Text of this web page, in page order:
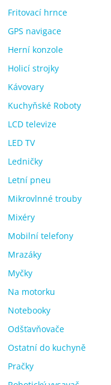
Fritovací hrnce
GPS navigace
Herní konzole
Holicí strojky
Kávovary
Kuchyňské Roboty
LCD televize
LED TV
Ledničky
Letní pneu
Mikrovlnné trouby
Mixéry
Mobilní telefony
Mrazáky
Myčky
Na motorku
Notebooky
Odšťavňovače
Ostatní do kuchyně
Pračky